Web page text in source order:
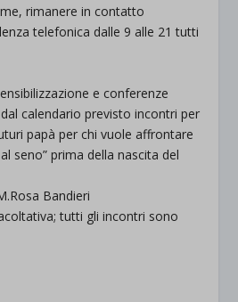
rimanere in contatto
telefonica dalle 9 alle 21 tutti
e conferenze
calendario previsto incontri per
papà per chi vuole affrontare
seno” prima della nascita del
Bandieri
tutti gli incontri sono